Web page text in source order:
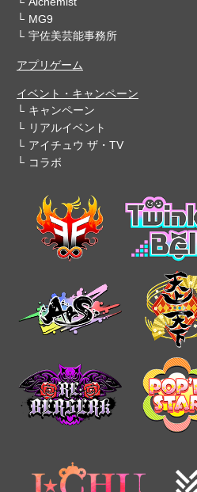
MG9
宇佐美芸能事務所
アプリゲーム
イベント・キャンペーン
キャンペーン
リアルイベント
アイチュウ ザ・TV
コラボ